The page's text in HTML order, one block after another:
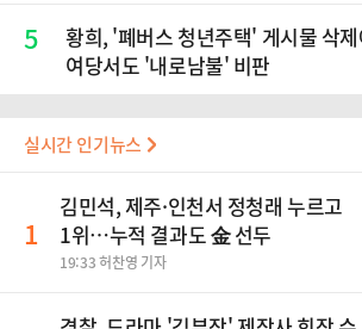
5
황희, '폐버스 청년주택' 게시물 삭
여당서도 '내로남불' 비판
실시간 인기뉴스
1
김민석, 제주·인천서 정청래 누르고
1위…누적 결과도 金 선두
19:33 허찬영 기자